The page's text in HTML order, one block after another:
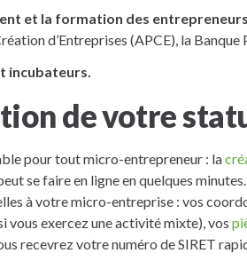
et la formation des entrepreneurs
d’Entreprises (APCE), la
incubateurs.
de votre
pour tout micro-entrepreneur : la
se faire en ligne en quelques
à votre micro-entreprise : vos
vous exercez une activité mixte), vos
recevrez votre numéro de SIRET